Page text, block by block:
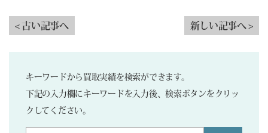
< 古い記事へ 新しい記事へ >
キーワードから買取実績を検索ができます。
下記の入力欄にキーワードを入力後、検索ボタンをクリッ
クしてください。